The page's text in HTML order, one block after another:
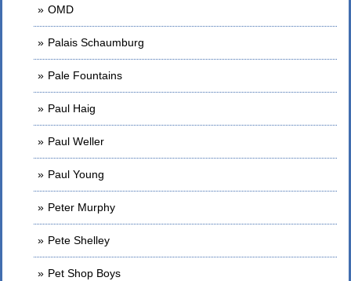
OMD
Palais Schaumburg
Pale Fountains
Paul Haig
Paul Weller
Paul Young
Peter Murphy
Pete Shelley
Pet Shop Boys